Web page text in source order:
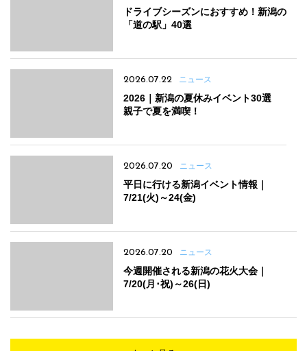
ドライブシーズンにおすすめ！新潟の
「道の駅」40選
2026.07.22 ニュース
2026｜新潟の夏休みイベント30選
親子で夏を満喫！
2026.07.20 ニュース
平日に行ける新潟イベント情報｜
7/21(火)～24(金)
2026.07.20 ニュース
今週開催される新潟の花火大会｜
7/20(月･祝)～26(日)